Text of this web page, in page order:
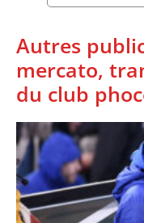
Autres
mercato,
du club